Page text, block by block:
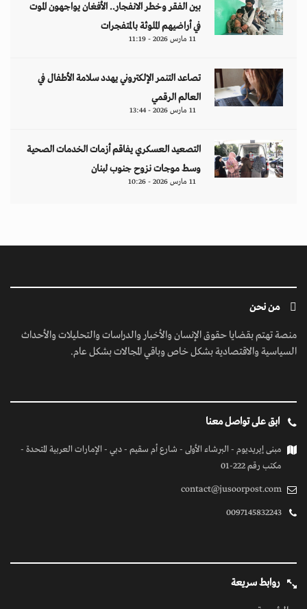
بين الفقر وخطر الانفجار.. الأفغان يواجهون الموت
في أراضيهم الملوثة بالمتفجرات
11 مارس 2026 - 11:19
تصاعد التنمر الإلكتروني يهدد سلامة الأطفال في
العالم الرقمي
11 مارس 2026 - 13:44
التصعيد العسكري يفاقم أزمات الخدمات الصحية
وسط موجات نزوح جنوب لبنان
11 مارس 2026 - 10:26
من نحن
منصة تهتم بقضايا حقوق الإنسان والأخبار والدراسات والتحليلات والأحداث
السياسية والاقتصادية بشكل خاص وباقي المجالات بشكل عام.
ابق على تواصل معنا
مبنى إيريديوم - البرشاء الأولى - شارع أم سقيم - دبي - الإمارات العربية المتحدة -
مكتب رقم 222-01
contact@jusoorpost.com
0097145832243
روابط سريعة